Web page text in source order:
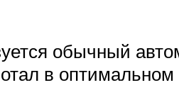
обычный
в